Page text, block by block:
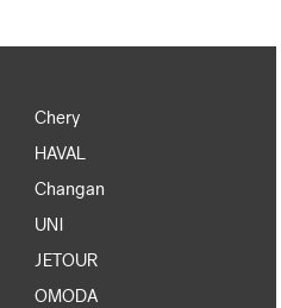
Chery
HAVAL
Changan
UNI
JETOUR
OMODA